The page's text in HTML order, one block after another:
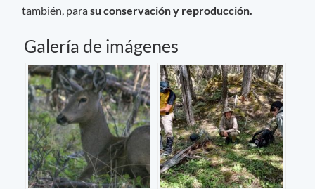
también, parasu conservación y reproducción.
Galería de imágenes